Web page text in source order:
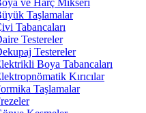
ve Harç Mikseri
Taşlamalar
Tabancaları
Testereler
Testereler
Boya Tabancaları
Kırıcılar
Taşlamalar